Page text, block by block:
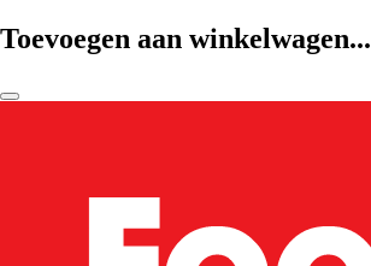
Toevoegen aan winkelwagen...